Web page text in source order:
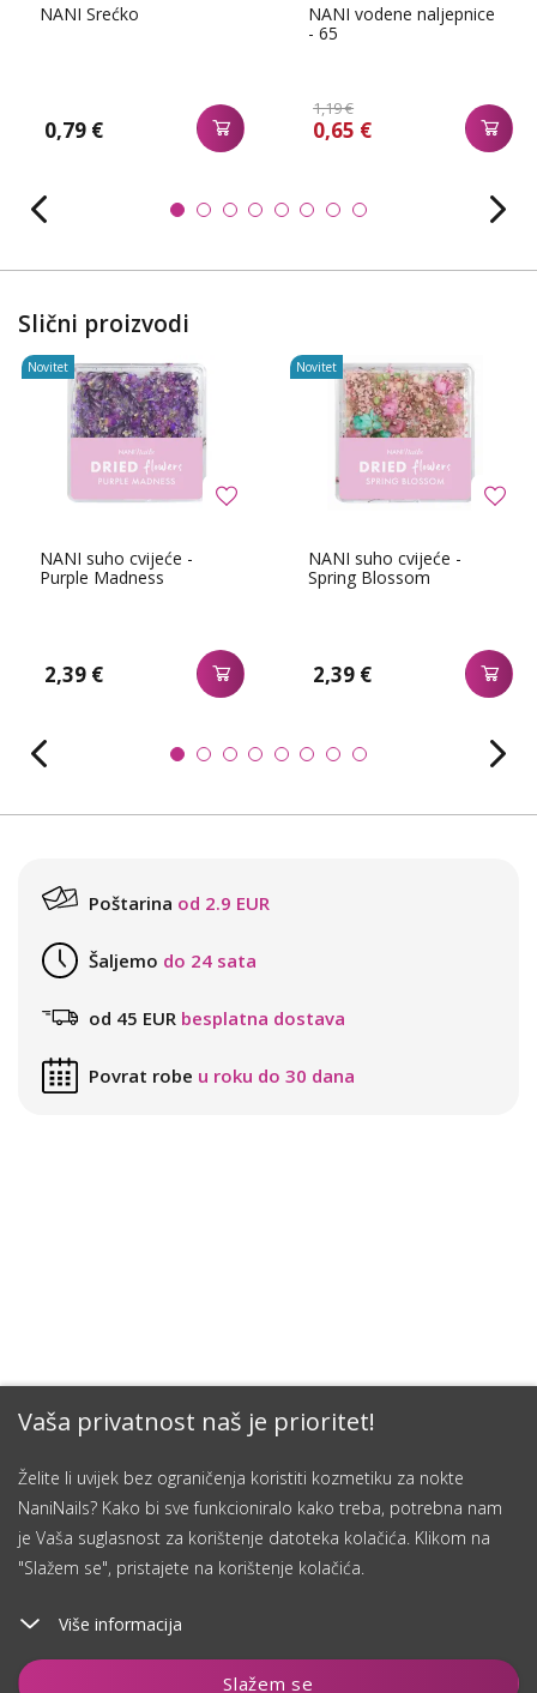
Vaša privatnost naš je prioritet!
Želite li uvijek bez ograničenja koristiti kozmetiku za nokte
NaniNails? Kako bi sve funkcioniralo kako treba, potrebna nam
je Vaša suglasnost za korištenje datoteka kolačića. Klikom na
"Slažem se", pristajete na korištenje kolačića.
Više informacija
Slažem se
Čuvaj
NANI Srećko
0,79 €
NANI vodene naljepnice
- 65
1,19 €
0,65 €
Slični proizvodi
NANI suho cvijeće -
Purple Madness
2,39 €
Novitet
NANI suho cvijeće -
Spring Blossom
2,39 €
Novitet
Poštarina od 2.9 EUR
Šaljemo do 24 sata
od 45 EUR besplatna dostava
Povrat robe u roku do 30 dana